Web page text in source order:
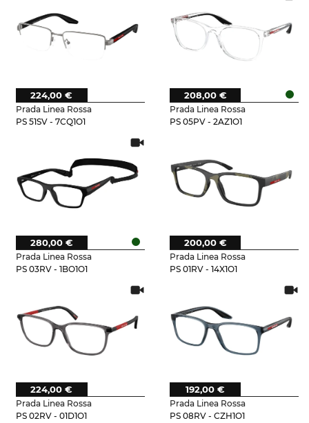
Prada Linea Rossa
PS 51SV - 7CQ1O1
224,00 €
Prada Linea Rossa
PS 05PV - 2AZ1O1
208,00 €
Prada Linea Rossa
PS 03RV - 1BO1O1
280,00 €
Prada Linea Rossa
PS 01RV - 14X1O1
200,00 €
Prada Linea Rossa
PS 02RV - 01D1O1
224,00 €
Prada Linea Rossa
PS 08RV - CZH1O1
192,00 €